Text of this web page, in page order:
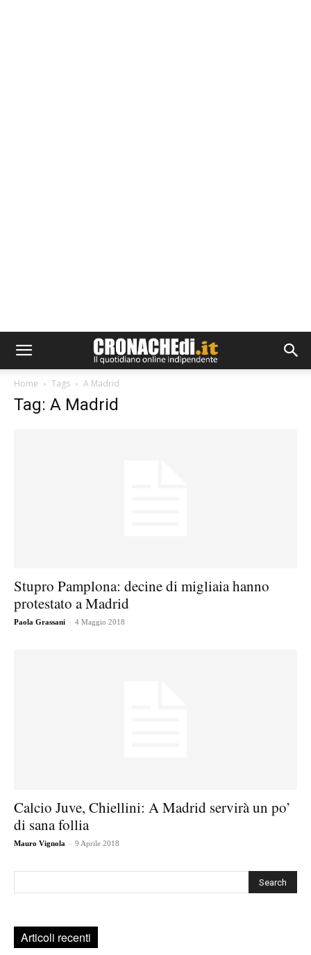
Home Tags A Madrid
Tag: A Madrid
Stupro Pamplona: decine di migliaia hanno
protestato a Madrid
Paola Grassani - 4 Maggio 2018
Calcio Juve, Chiellini: A Madrid servirà un po’
di sana follia
Mauro Vignola - 9 Aprile 2018
Articoli recenti